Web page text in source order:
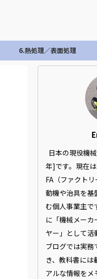
6.熱処理／表面処理
日本の現役機
年]です。現在は
FA（ファクト
動機や治具を基
む個人事業主で
に「機械メーカ
ヤー」として活
ブログでは実務
き、教科書には
アルな情報をメ